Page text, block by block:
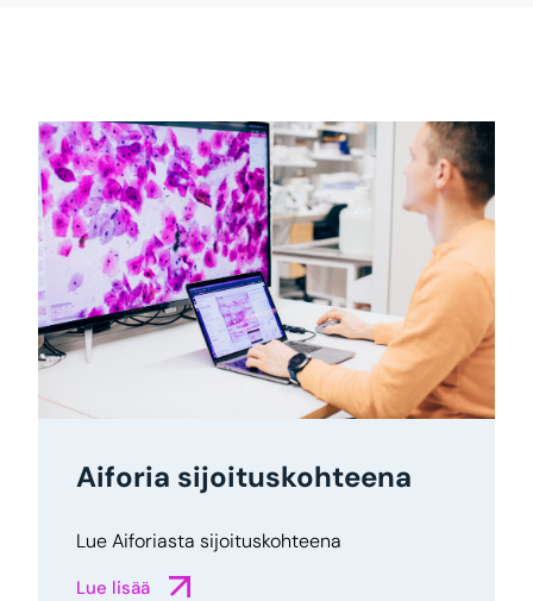
Aiforia sijoituskohteena
Lue Aiforiasta sijoituskohteena
Lue lisää